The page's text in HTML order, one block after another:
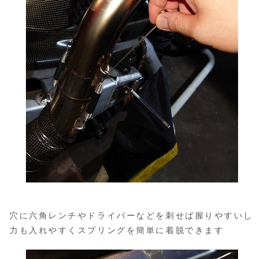
穴に六角レンチやドライバーなどを刺せば握りやすいし
力も入れやすくスプリングを簡単に着脱できます